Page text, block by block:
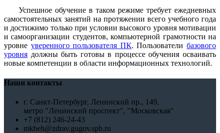
Успешное обучение в таком режиме требует ежедневных
самостоятельных занятий на протяжении всего учебного года
и достижимо только при условии высокого уровня мотивации
и самоорганизации студентов, компьютерной грамотности на
уровне уверенного пользователя ПК. Пользователибазового
уровня должны быть готовы в процессе обучения осваивать
новые компетенции в области информационных технологий.
Наши контакты
г. Санкт-Петербург, Ленинский пр., 149,
метро "Ленинский проспект", "Московская"
+7 (812) 246-24-43
mkbeh@zdrav.gugov.spb.ru